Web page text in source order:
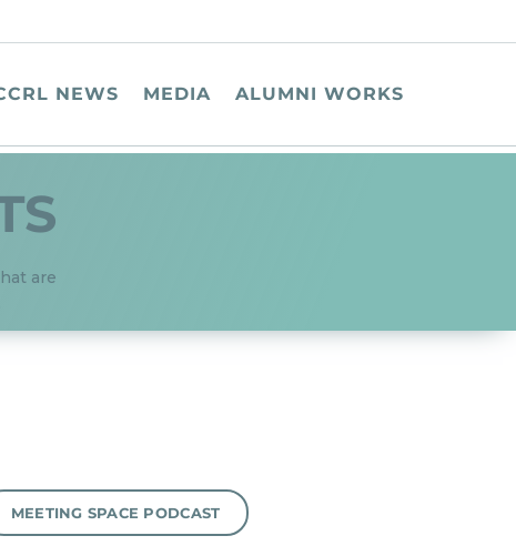
NEWS MEDIA ALUMNI WORKS
are
MEETING SPACE PODCAST